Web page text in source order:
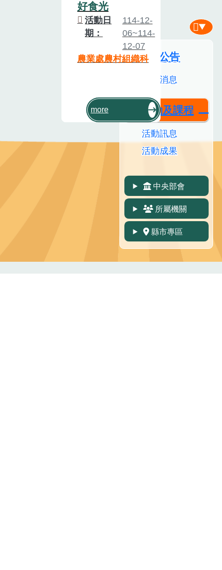
新聞公告
最新消息
活動及課程
活動訊息
活動成果
中央部會
所屬機關
縣市專區
好食光
活動日
期：
114-12-
06~114-
12-07
農業處農村組織科
more